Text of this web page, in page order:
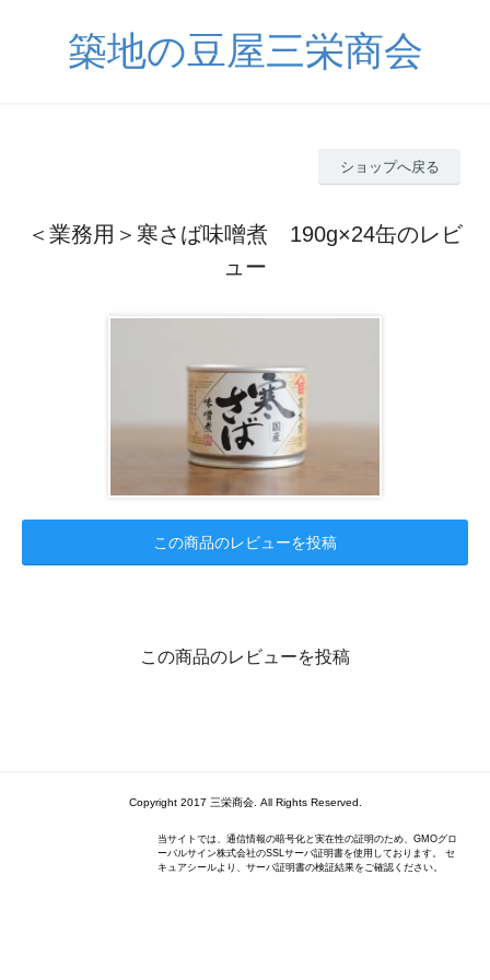
築地の豆屋三栄商会
ショップへ戻る
＜業務用＞寒さば味噌煮 190g×24缶のレビ
ュー
この商品のレビューを投稿
この商品のレビューを投稿
Copyright 2017 三栄商会. All Rights Reserved.
当サイトでは、通信情報の暗号化と実在性の証明のため、GMOグロ
ーバルサイン株式会社のSSLサーバ証明書を使用しております。 セ
キュアシールより、サーバ証明書の検証結果をご確認ください。